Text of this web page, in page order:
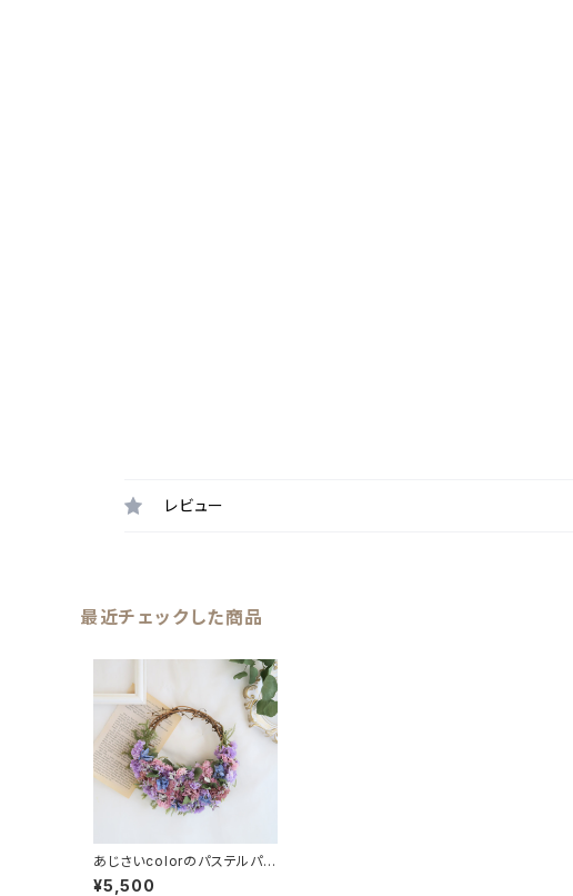
レビュー
最近チェックした商品
あじさいcolorのパステルパー
プルリース ギフト お
¥5,500